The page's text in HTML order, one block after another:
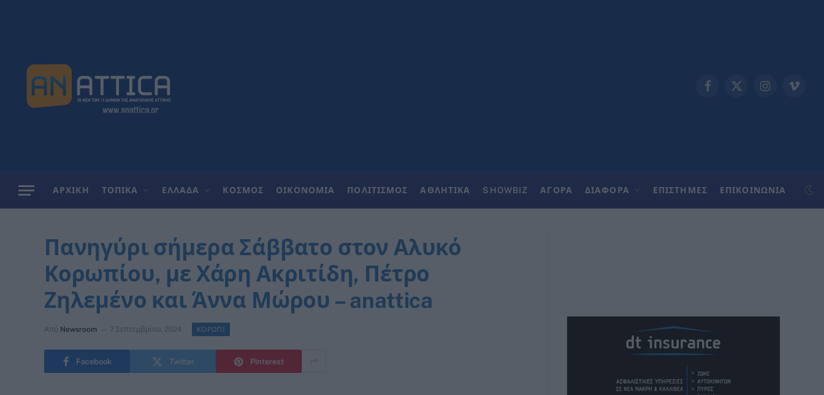
Facebook
X
InstagramVimeo
ΑΡΧΙΚΗ ΤΟΠΙΚΑ ΕΛΛΑΔΑ ΚΟΣΜΟΣ ΟΙΚΟΝΟΜΙΑ ΠΟΛΙΤΙΣΜΟΣ ΑΘΛΗΤΙΚΑ SHOWBIZ ΑΓΟΡΑ ΔΙΑΦΟΡΑ ΕΠΙΣΤΗΜΕΣ ΕΠΙΚΟΙΝΩΝΊΑ
Πανηγύρι σήμερα Σάββατο στον Αλυκό
Κορωπίου, με Χάρη Ακριτίδη, Πέτρο
Ζηλεμένο και Άννα Μώρου – anattica
Από Newsroom 7 Σεπτεμβρίου, 2024 ΚΟΡΩΠΙ
Facebook Twitter Pinterest